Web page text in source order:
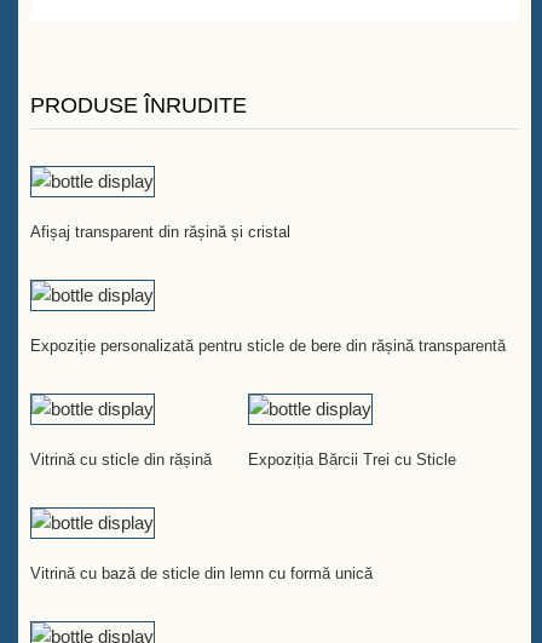
PRODUSE ÎNRUDITE
Afișaj transparent din rășină și cristal
Expoziție personalizată pentru sticle de bere din rășină transparentă
Vitrină cu sticle din rășină Expoziția Bărcii Trei cu Sticle
Vitrină cu bază de sticle din lemn cu formă unică